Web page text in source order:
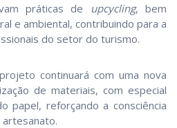
práticas de upcycling, bem
e ambiental, contribuindo para a
do setor do turismo.
continuará com uma nova
de materiais, com especial
papel, reforçando a consciência
artesanato.